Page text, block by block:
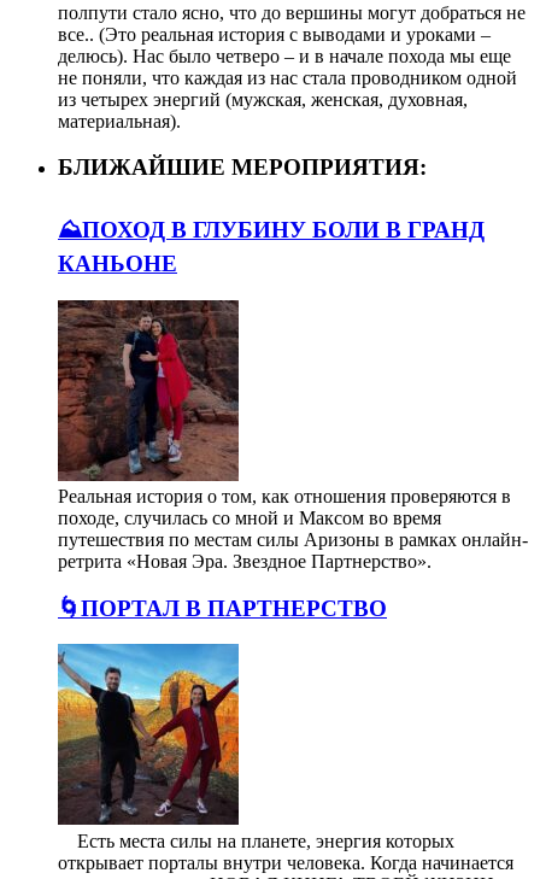
полпути стало ясно, что до вершины могут добраться не
все.. (Это реальная история с выводами и уроками –
делюсь). Нас было четверо – и в начале похода мы еще
не поняли, что каждая из нас стала проводником одной
из четырех энергий (мужская, женская, духовная,
материальная).
БЛИЖАЙШИЕ МЕРОПРИЯТИЯ:
⛰️ПОХОД В ГЛУБИНУ БОЛИ В ГРАНД
КАНЬОНЕ
Реальная история о том, как отношения проверяются в
походе, случилась со мной и Максом во время
путешествия по местам силы Аризоны в рамках онлайн-
ретрита «Новая Эра. Звездное Партнерство».
🌀ПОРТАЛ В ПАРТНЕРСТВО
⠀ Есть места силы на планете, энергия которых
открывает порталы внутри человека. Когда начинается